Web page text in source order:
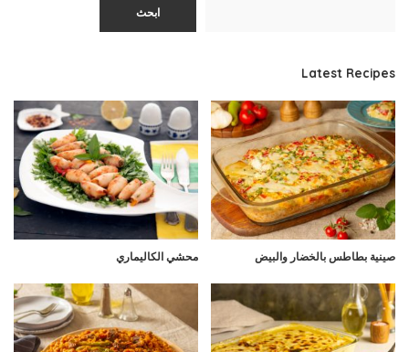
ابحث
Latest Recipes
صينية بطاطس بالخضار والبيض محشي الكاليماري